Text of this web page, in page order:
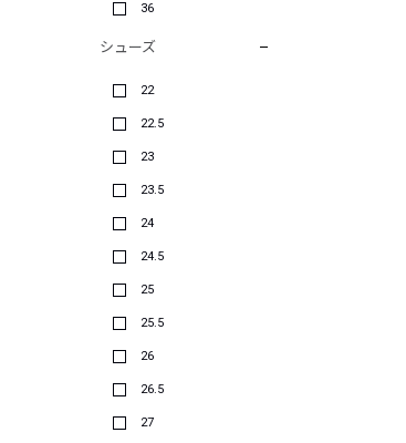
36
シューズ
22
22.5
23
23.5
24
24.5
25
25.5
26
26.5
27